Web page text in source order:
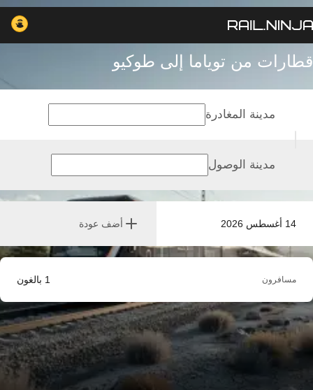
قطارات من توياما إلى طوكيو
14 أغسطس 2026 أضف عودة
مدينة المغادرة
مدينة الوصول
مسافرون 1 بالغون